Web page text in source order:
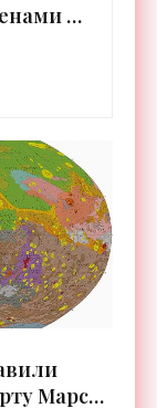
-
Марса -